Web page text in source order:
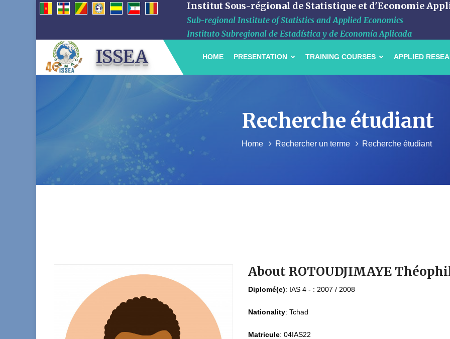
Institut Sous-régional de Statistique et d'Economie
Sub-regional Institute of Statistics and Applied Economics
Instituto Subregional de Estadística y de Economía Aplicada
ISSEA HOME PRESENTATION TRAINING COURSES APPLIED
Recherche étudiant
Home Rechercher un terme Recherche étudiant
About ROTOUDJIMAYE
Diplomé(e): IAS 4 - : 2007 / 2008
Nationality: Tchad
Matricule: 04IAS22